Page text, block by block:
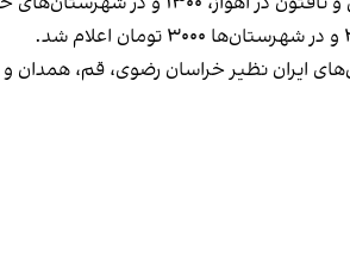
ایران نظیر خراسان رضوی، قم، همدان